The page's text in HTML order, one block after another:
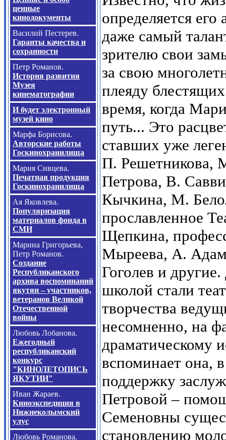
ценные
кинодокументы
Василий Пестерев.
Гаранты качества и
сохранности
Петр Романов.
История развития
Музея
кинематографии
И будет электронный
музей кино
Марфа Борисова.
Авторские работы
Госкинохранилища
Мария Сивцева.
Печатная продукция
Госкинохранилища
Ая Яковлева.
Популяризация
материалов фонда в
СМИ
Марина Григорьева,
Петр Романов.
Создание
Республиканского
архива воспоминаний
якутян – участников,
ветеранов Великой
Отечественной
войны
Любовь Лобанова.
Ежегодный
республиканский
конкурс
"КИНОЛЕТОПИСЬ
ЯКУТИИ"
Иван Жараев.
Киноэкспедиция в
Нижнеколымский
улус
Любовь Романова.
определяется
даже самый
зрителю свои
за свою
плеяду
время, когда
путь... Это
ставших уже
П. Решетникова,
Петрова, В.
Кычкина, М.
прославленное
Щепкина,
Мыреева, А.
Гоголев и
школой стали
творчества
несомненно, на
драматическому
вспоминает она,
поддержку
Петровой –
Семеновны
становлению